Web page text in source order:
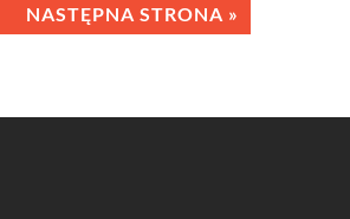
NASTĘPNA STRONA »